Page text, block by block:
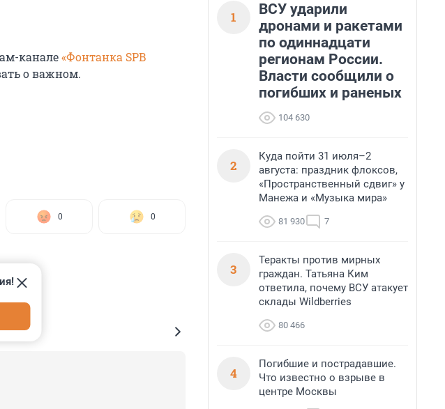
канале«Фонтанка SPB
о важном.
0 0
1
ВСУ ударили
дронами и ракетами
по одиннадцати
регионам России.
Власти сообщили о
погибших и раненых
104 630
2
Куда пойти 31 июля–2
августа: праздник флоксов,
«Пространственный сдвиг» у
Манежа и «Музыка мира»
81 930 7
3
Теракты против мирных
граждан. Татьяна Ким
ответила, почему ВСУ атакует
склады Wildberries
80 466
4
Погибшие и пострадавшие.
Что известно о взрыве в
центре Москвы